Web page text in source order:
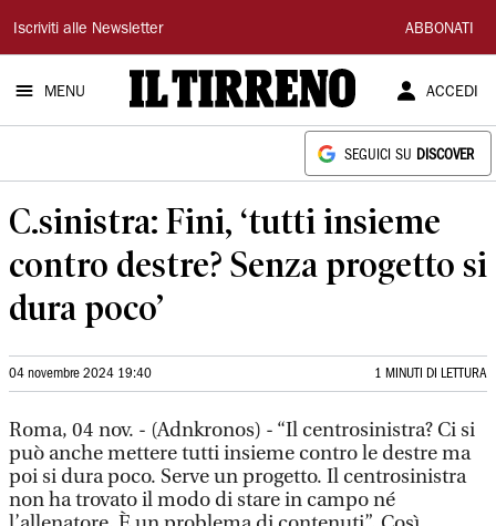
Il
Tirreno
Iscriviti alle Newsletter ABBONATI
MENU ACCEDI
SEGUICI SU DISCOVER
C.sinistra: Fini, ‘tutti insieme
contro destre? Senza progetto si
dura poco’
04 novembre 2024 19:40 1 MINUTI DI LETTURA
Roma, 04 nov. - (Adnkronos) - “Il centrosinistra? Ci si
può anche mettere tutti insieme contro le destre ma
poi si dura poco. Serve un progetto. Il centrosinistra
non ha trovato il modo di stare in campo né